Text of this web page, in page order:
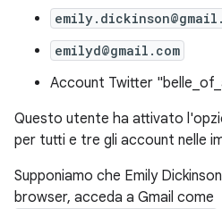
emilyd@gmail.com
Account Twitter
Questo utente ha attivato
per tutti e tre gli account nelle
Supponiamo che Emily
browser, acceda a Gmail come